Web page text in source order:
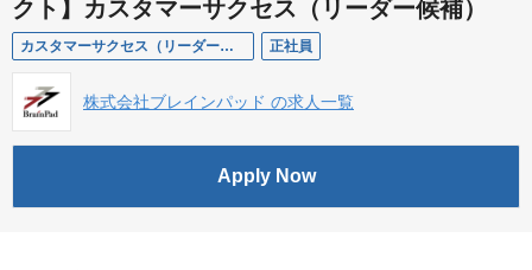
クト】カスタマーサクセス（リーダー候補）
カスタマーサクセス（リーダー候補）【TimeTechnologies】 正社員
株式会社ブレインパッド の求人一覧
Apply Now